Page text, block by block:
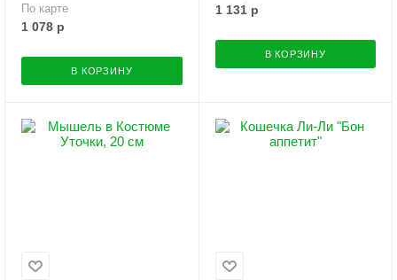
По карте
1 078 р
В КОРЗИНУ
1 131р
В КОРЗИНУ